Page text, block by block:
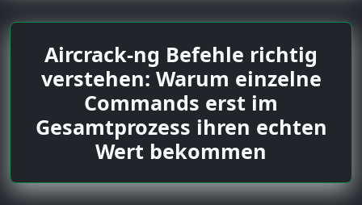
Aircrack-ng Befehle richtig
verstehen: Warum einzelne
Commands erst im
Gesamtprozess ihren echten
Wert bekommen